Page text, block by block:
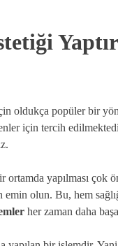
oldukça popüler bir
için tercih
ortamda yapılması çok
olun. Bu, hem
her zaman daha